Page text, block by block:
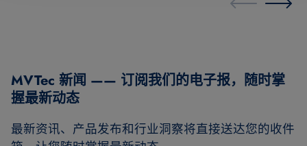
MVTec 新闻 —— 订阅我们的电子报，随时掌
握最新动态
最新资讯、产品发布和行业洞察将直接送达您的收件